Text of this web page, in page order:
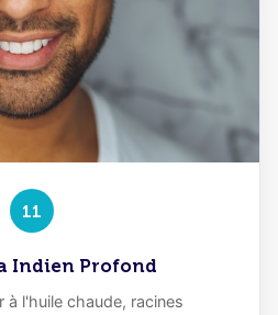
11
Indien Profond
à l'huile chaude, racines